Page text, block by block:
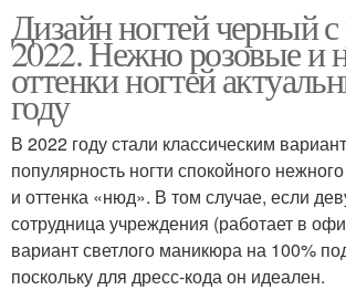
Дизайн ногтей черный
2022. Нежно розовые и
оттенки ногтей
году
В 2022 году стали классическим
популярность ногти спокойного
и оттенка «нюд». В том случае, если
сотрудница учреждения (работает в
вариант светлого маникюра на 100%
поскольку для дресс-кода он идеален.